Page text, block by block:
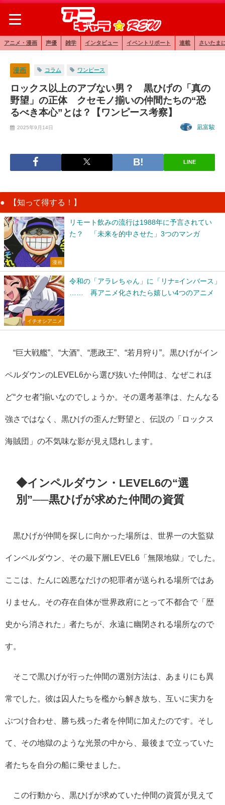
アニメ・漫画 声優 雑学 インタビュー イベントリポート 連載 さいたま
漫画 コラム ワンピース
ロックス以上のアブない男？ 黒ひげの「真の
野望」の正体 クセモノ揃いの仲間たちの“恐
るべき本心”とは？【ワンピース考察】
2025年9月14日 凪富駿
LINE
【知って得する！】
漫画
リモート飲みの流行は1988年に予言されてい
た？ 「未来を的中させた」3つのマンガ
イチオシアニメ
令和の「アラレちゃん」に「リナ=インバース」
…… 再アニメ化されたら嬉しい4つのアニメ
“巨大戦艦”、“大酒”、“悪政王”、“若月狩り”。黒ひげがイン
ペルダウンのLEVEL6から選び抜いた仲間は、なぜこれほ
ど“クセ者”揃いなのでしょうか。その選考基準は、たんなる
強さではなく、黒ひげの歪んだ野望と、伝説の「ロックス
海賊団」の不気味な影が見え隠れします。
◆インペルダウン・LEVEL6の“選
別”──黒ひげが求めた仲間の資質
黒ひげが仲間を探しに向かった場所は、世界一の大監獄
インペルダウン、その最下層LEVEL6「無限地獄」でした。
ここは、たんに凶悪なだけの犯罪者が送られる場所ではあ
りません。その存在自体が世界政府にとって不都合で「歴
史から消された」者たちが、永遠に幽閉される場所なので
す。
そこで黒ひげが行った仲間の選別方法は、あまりにも異
常でした。彼は囚人たちを檻から解き放ち、互いに実力を
ぶつけ合わせ、勝ち残った者を仲間に加えたのです。そし
て、その地獄のような光景の中から、最後まで立っていた
者たちを自分の船に乗せました。
この行動から、黒ひげが求めていた仲間の資質が見えて